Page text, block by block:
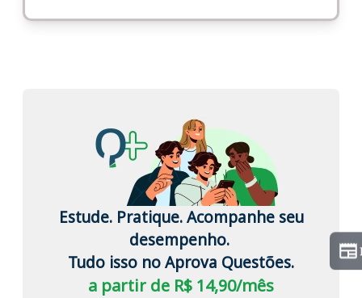
Estude. Pratique. Acompanhe seu
desempenho.
Tudo isso no Aprova Questões.
a partir de R$ 14,90/mês